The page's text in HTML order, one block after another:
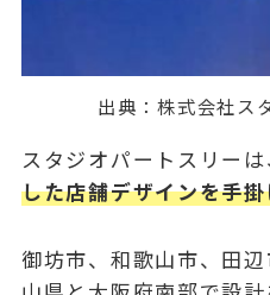
出典：株式会社ス
スタジオパートスリー
した店舗デザインを手
御坊市、和歌山市、田